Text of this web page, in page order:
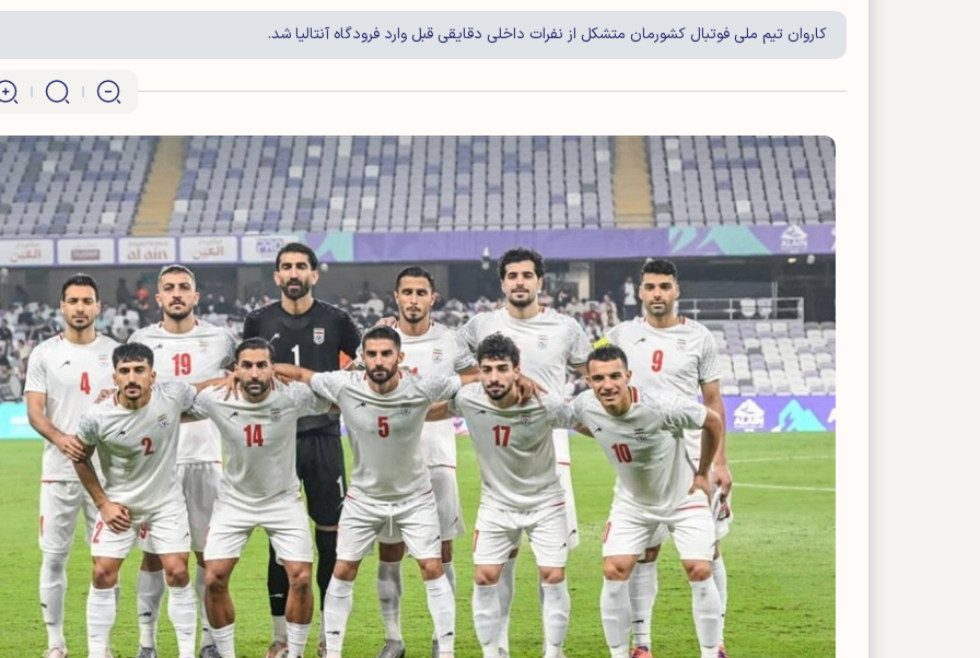
کاروان تیم ملی فوتبال کشورمان متشکل از نفرات داخلی دقایقی قبل وارد فرودگاه آنتالیا شد.